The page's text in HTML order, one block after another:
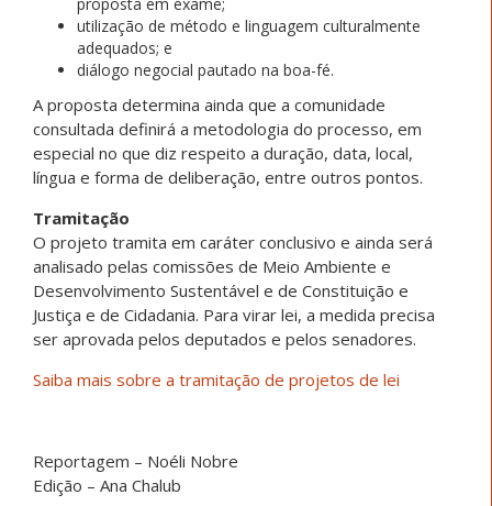
utilização de método e linguagem culturalmente
adequados; e
diálogo negocial pautado na boa-fé.
A proposta determina ainda que a comunidade
consultada definirá a metodologia do processo, em
especial no que diz respeito a duração, data, local,
língua e forma de deliberação, entre outros pontos.
Tramitação
O projeto tramita em caráter conclusivo e ainda será
analisado pelas comissões de Meio Ambiente e
Desenvolvimento Sustentável e de Constituição e
Justiça e de Cidadania. Para virar lei, a medida precisa
ser aprovada pelos deputados e pelos senadores.
Saiba mais sobre a tramitação de projetos de lei
Reportagem – Noéli Nobre
Edição – Ana Chalub